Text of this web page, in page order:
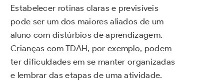
Estabelecer rotinas claras e previsíveis
pode ser um dos maiores aliados de um
aluno com distúrbios de aprendizagem.
Crianças com TDAH, por exemplo, podem
ter dificuldades em se manter organizadas
e lembrar das etapas de uma atividade.